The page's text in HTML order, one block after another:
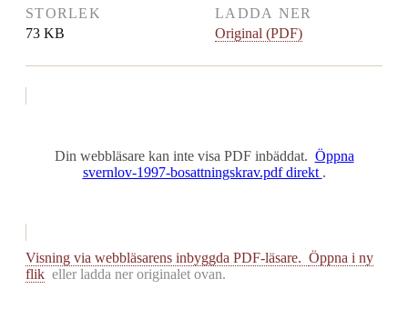
STORLEK
73 KB
LADDA NER
Original (PDF)
Din webbläsare kan inte visa PDF inbäddat. Öppna
svernlov-1997-bosattningskrav.pdf direkt .
Visning via webbläsarens inbyggda PDF-läsare. Öppna i ny
flik eller ladda ner originalet ovan.